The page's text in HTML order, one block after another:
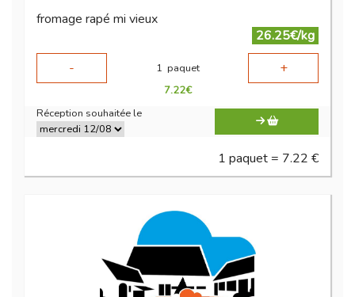
fromage rapé mi vieux
26.25€/kg
-
1 paquet +
7.22€
Réception souhaitée le
1 paquet = 7.22 €